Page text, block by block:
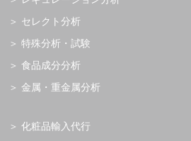
セレクト分析
特殊分析・試験
食品成分分析
金属・重金属分析
化粧品輸入代行